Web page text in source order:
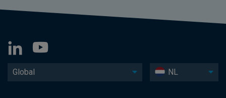
Global NL